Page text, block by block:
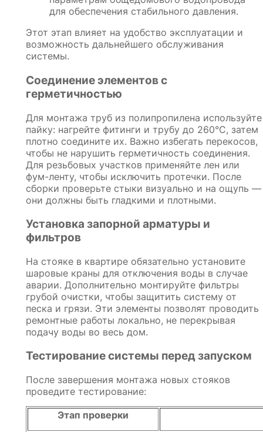
для обеспечения стабильного давления.
Этот этап влияет на удобство эксплуатации и
возможность дальнейшего обслуживания
системы.
Соединение элементов с
герметичностью
Для монтажа труб из полипропилена используйте
пайку: нагрейте фитинги и трубу до 260°C, затем
плотно соедините их. Важно избегать перекосов,
чтобы не нарушить герметичность соединения.
Для резьбовых участков применяйте лен или
фум-ленту, чтобы исключить протечки. После
сборки проверьте стыки визуально и на ощупь —
они должны быть гладкими и плотными.
Установка запорной арматуры и
фильтров
На стояке в квартире обязательно установите
шаровые краны для отключения воды в случае
аварии. Дополнительно монтируйте фильтры
грубой очистки, чтобы защитить систему от
песка и грязи. Эти элементы позволят проводить
ремонтные работы локально, не перекрывая
подачу воды во весь дом.
Тестирование системы перед запуском
После завершения монтажа новых стояков
проведите тестирование:
Этап проверки